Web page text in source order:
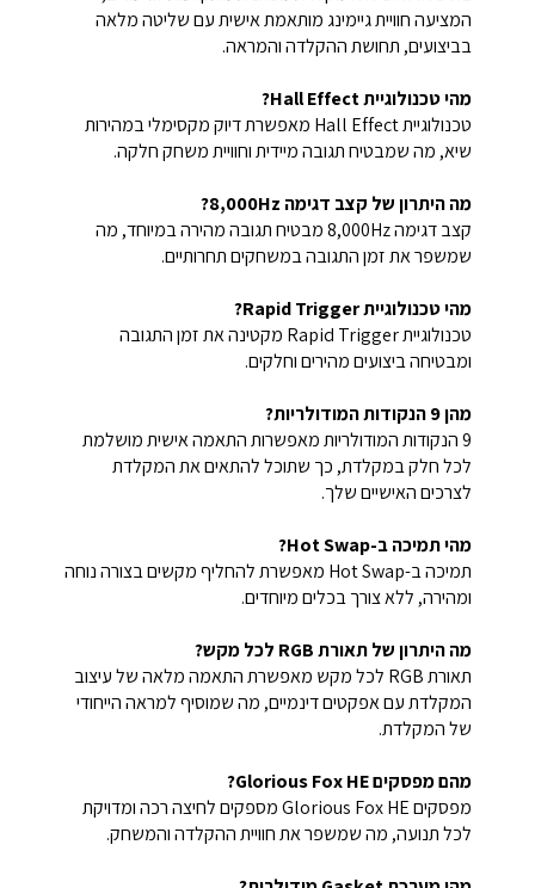
המציעה חוויית גיימינג מותאמת אישית עם שליטה מלאה
בביצועים, תחושת ההקלדה והמראה.
מהי טכנולוגיית Hall Effect?
טכנולוגיית Hall Effect מאפשרת דיוק מקסימלי במהירות
שיא, מה שמבטיח תגובה מיידית וחוויית משחק חלקה.
מה היתרון של קצב דגימה 8,000Hz?
קצב דגימה 8,000Hz מבטיח תגובה מהירה במיוחד, מה
שמשפר את זמן התגובה במשחקים תחרותיים.
מהי טכנולוגיית Rapid Trigger?
טכנולוגיית Rapid Trigger מקטינה את זמן התגובה
ומבטיחה ביצועים מהירים וחלקים.
מהן 9 הנקודות המודולריות?
9 הנקודות המודולריות מאפשרות התאמה אישית מושלמת
לכל חלק במקלדת, כך שתוכל להתאים את המקלדת
לצרכים האישיים שלך.
מהי תמיכה ב-Hot Swap?
תמיכה ב-Hot Swap מאפשרת להחליף מקשים בצורה נוחה
ומהירה, ללא צורך בכלים מיוחדים.
מה היתרון של תאורת RGB לכל מקש?
תאורת RGB לכל מקש מאפשרת התאמה מלאה של עיצוב
המקלדת עם אפקטים דינמיים, מה שמוסיף למראה הייחודי
של המקלדת.
מהם מפסקים Glorious Fox HE?
מפסקים Glorious Fox HE מספקים לחיצה רכה ומדויקת
לכל תנועה, מה שמשפר את חוויית ההקלדה והמשחק.